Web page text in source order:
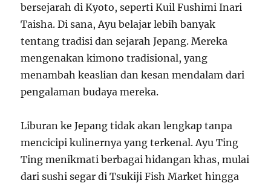
bersejarah di Kyoto, seperti Kuil Fushimi Inari
Taisha. Di sana, Ayu belajar lebih banyak
tentang tradisi dan sejarah Jepang. Mereka
mengenakan kimono tradisional, yang
menambah keaslian dan kesan mendalam dari
pengalaman budaya mereka.
Liburan ke Jepang tidak akan lengkap tanpa
mencicipi kulinernya yang terkenal. Ayu Ting
Ting menikmati berbagai hidangan khas, mulai
dari sushi segar di Tsukiji Fish Market hingga